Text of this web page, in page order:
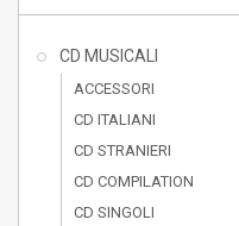
CD MUSICALI
ACCESSORI
CD ITALIANI
CD STRANIERI
CD COMPILATION
CD SINGOLI